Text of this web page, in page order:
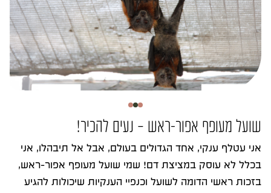
שועל מעופף אפור-ראש – נעים להכיר!
אני עטלף ענקי, אחד הגדולים בעולם, אבל אל תיבהלו, אני
בכלל לא עוסק במציצת דם! שמי שועל מעופף אפור-ראש,
בזכות ראשי הדומה לשועל וכנפיי הענקיות שיכולות להגיע